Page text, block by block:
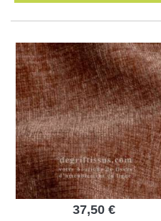
37,50 €